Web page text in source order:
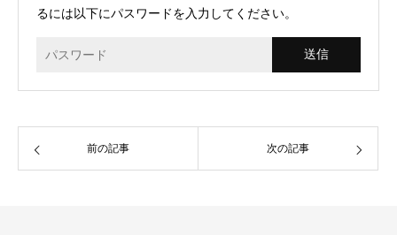
るには以下にパスワードを入力してください。
前の記事 次の記事